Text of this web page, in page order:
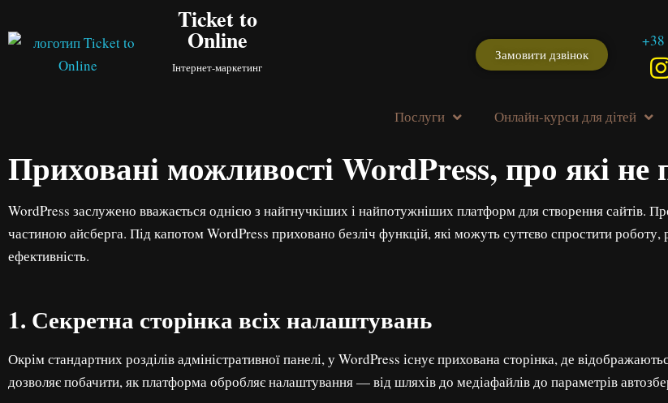
Перейти
Ticket to
Online
Інтернет-маркетинг
Замовити дзвінок
+38
Послуги Онлайн-курси для дітей
Приховані можливості WordPress, про які не
WordPress заслужено вважається однією з найгнучкіших і найпотужніших платформ для створення сайтів.
частиною айсберга. Під капотом WordPress приховано безліч функцій, які можуть суттєво спростити
ефективність.
1. Секретна сторінка всіх налаштувань
Окрім стандартних розділів адміністративної панелі, у WordPress існує прихована сторінка, де
дозволяє побачити, як платформа обробляє налаштування — від шляхів до медіафайлів до параметрів